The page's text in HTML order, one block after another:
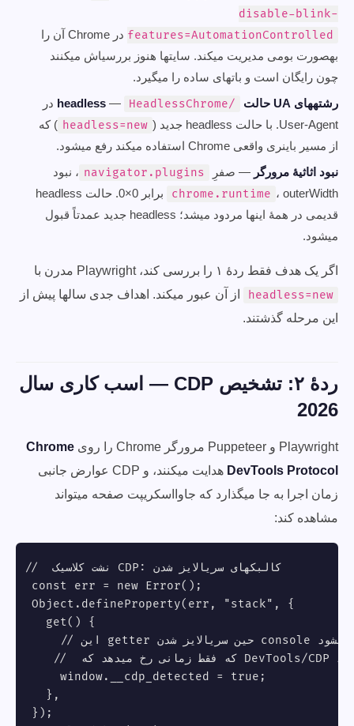
disable-blink-
features=AutomationControlled
در Chrome آن را
بهصورت بومی مدیریت میکند. سایتها هنوز بررسیاش میکنند
چون رایگان است و باتهای ساده را میگیرد.
رشتههای UA حالت headless
— HeadlessChrome/
در
User-Agent. با حالت headless جدید (
headless=new ) که
از مسیر باینری واقعی Chrome استفاده میکند رفع میشود.
نبود اثاثیهٔ مرورگر — صفرِ navigator.plugins ، نبود
chrome.runtime
، outerWidth برابر 0×0. حالت headless
قدیمی در همهٔ اینها مردود میشد؛ headless جدید عمدتاً قبول
میشود.
اگر یک هدف فقط ردهٔ ۱ را بررسی کند، Playwright مدرن با
headless=new
از آن عبور میکند. اهداف جدی سالها پیش از
این مرحله گذشتند.
ردهٔ ۲: تشخیص CDP — اسب کاری سال
2026
Playwright و Puppeteer مرورگر Chrome را روی
Chrome
DevTools Protocol
هدایت میکنند، و CDP عوارض جانبی
زمان اجرا به جا میگذارد که جاوااسکریپت صفحه میتواند
مشاهده کند:
// نشت کلاسیک CDP: کالبکهای سریالایز شدن
const err = new Error();
Object.defineProperty(err, "stack", {
  get() {
    // این getter حین سریالایز شدن console فعال میشود -
    // که فقط زمانی رخ میدهد که DevTools/CDP متصل باشد
    window.__cdp_detected = true;
  },
});